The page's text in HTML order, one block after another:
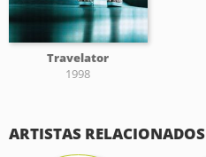
Travelator
1998
ARTISTAS RELACIONADOS